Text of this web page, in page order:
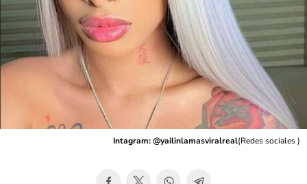
Intagram: @yailinlamasviralreal(Redes sociales)